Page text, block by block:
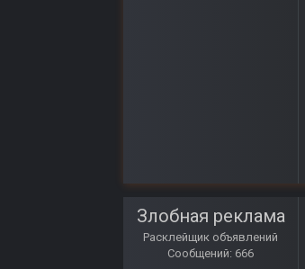
Злобная реклама
Расклейщик объявлений
Сообщений: 666